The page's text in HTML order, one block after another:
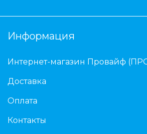
Информация
Интернет-магазин Провайф
Доставка
Оплата
Контакты